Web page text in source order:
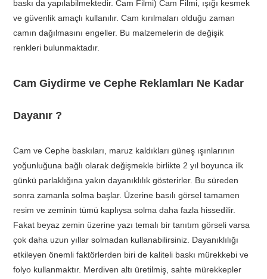
baskı da yapılabilmektedir. Cam Filmi) Cam Filmi, ışığı kesmek
ve güvenlik amaçlı kullanılır. Cam kırılmaları olduğu zaman
camın dağılmasını engeller. Bu malzemelerin de değişik
renkleri bulunmaktadır.
Cam Giydirme ve Cephe Reklamları Ne Kadar
Dayanır ?
Cam ve Cephe baskıları, maruz kaldıkları güneş ışınlarının
yoğunluğuna bağlı olarak değişmekle birlikte 2 yıl boyunca ilk
günkü parlaklığına yakın dayanıklılık gösterirler. Bu süreden
sonra zamanla solma başlar. Üzerine basılı görsel tamamen
resim ve zeminin tümü kaplıysa solma daha fazla hissedilir.
Fakat beyaz zemin üzerine yazı temalı bir tanıtım görseli varsa
çok daha uzun yıllar solmadan kullanabilirsiniz. Dayanıklılığı
etkileyen önemli faktörlerden biri de kaliteli baskı mürekkebi ve
folyo kullanmaktır. Merdiven altı üretilmiş, sahte mürekkepler